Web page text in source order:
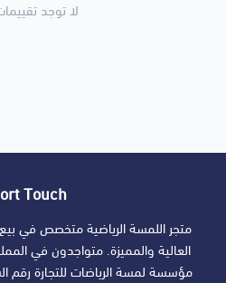
لا توجد
Touch
متجر اللمسة الرياضية متخصص في
العالية والمميزة. متواجدون في
مؤسسة لمسة الرياضات للتجارة رقم السجل